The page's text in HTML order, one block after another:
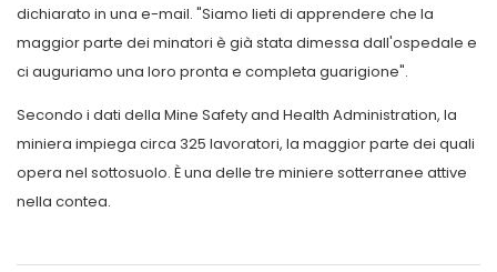
dichiarato in una e-mail. "Siamo lieti di apprendere che la
maggior parte dei minatori è già stata dimessa dall'ospedale e
ci auguriamo una loro pronta e completa guarigione".
Secondo i dati della Mine Safety and Health Administration, la
miniera impiega circa 325 lavoratori, la maggior parte dei quali
opera nel sottosuolo. È una delle tre miniere sotterranee attive
nella contea.